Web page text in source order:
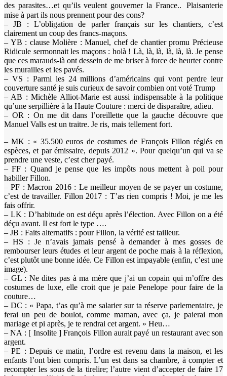
des parasites…et qu’ils veulent gouverner la France.. Plaisanterie
mise à part ils nous prennent pour des cons?
– JB : L’obligation de parler français sur les chantiers, c’est
clairement un coup des francs-maçons.
– YB : clause Molière : Manuel, chef de chantier promu Précieuse
Ridicule sermonnait les maçons : holà ! Là, là, là, là, là, là. Je pense
que ces marauds-là ont dessein de me briser à force de heurter contre
les murailles et les pavés.
– VS : Parmi les 24 millions d’américains qui vont perdre leur
couverture santé je suis curieux de savoir combien ont voté Trump
– AB : Michèle Alliot-Marie est aussi indispensable à la politique
qu’une serpillière à la Haute Couture : merci de disparaître, adieu.
– OR : On me dit dans l’oreillette que la gauche découvre que
Manuel Valls est un traitre. Je ris, mais tellement fort.
– MK : « 35.500 euros de costumes de François Fillon réglés en
espèces, et par émissaire, depuis 2012 ». Pour quelqu’un qui va se
prendre une veste, c’est cher payé.
– FF : Quand je pense que les impôts nous mettent à poil pour
habiller Fillon.
– PF : Macron 2016 : Le meilleur moyen de se payer un costume,
c’est de travailler. Fillon 2017 : T’as rien compris ! Moi, je me les
fais offrir.
– LK : D’habitude on est déçu après l’élection. Avec Fillon on a été
déçu avant. Il est fort le type ….
– JB : Faits alternatifs : pour Fillon, la vérité est tailleur.
– HS : Je n’avais jamais pensé à demander à mes gosses de
rembourser leurs études et leur argent de poche mais à la réflexion,
c’est plutôt une bonne idée. Ce Fillon est impayable (enfin, c’est une
image).
– GL : Ne dites pas à ma mère que j’ai un copain qui m’offre des
costumes de luxe, elle croit que je paie Penelope pour faire de la
couture…
– DC : « Papa, t’as qu’à me salarier sur ta réserve parlementaire, je
ferai un peu de boulot, comme maman, avec ça, je paierai mon
mariage et pi après, je te rendrai cet argent. » Heu…
– NA : [ Insolite ] François Fillon aurait payé un restaurant avec son
argent.
– PE : Depuis ce matin, l’ordre est revenu dans la maison, et les
enfants l’ont bien compris. L’un est dans sa chambre, à compter et
recompter les sous de la tirelire; l’autre vient d’accepter de faire 17